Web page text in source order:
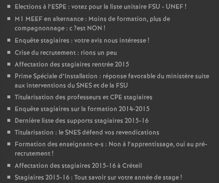
Elections à l’ESPE : votez pour la liste unitaire FSU - UNEF!
M1 MEEFen alternance : Moins de formation, plus de
compagnonnage : c?est NON !
Enquête stagiaires : votre avis nous intéresse!
Crise du recrutement : rions un peu
Affectation des stagiaires rentrée 2015
Prime Spéciale d’Installation : réponse favorable du ministère suite
aux interventions duSNESet de la FSU
Titularisation des professeurs etCPE stagiaires
Enquête stagiaires sur la formation 2014-2015
Dernière liste des supports stagiaires 2015-16
Titularisation : leSNESdéfend vos revendications
Formation des enseignant-e-s : Non à l’apprentissage, oui au pré-
recrutement!
Affectation des stagiaires 2015-16 à Créteil
Stagiaires 2015-16 : Tout savoir sur votre année de stage!